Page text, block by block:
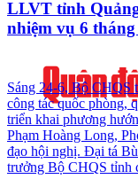
LLVT tỉnh
nhiệm vụ 6
Sáng 24-6, Bộ CHQS
công tác quốc phòng,
triển khai phương
Phạm Hoàng Long,
đạo hội nghị. Đại tá
trưởng Bộ CHQS tỉnh